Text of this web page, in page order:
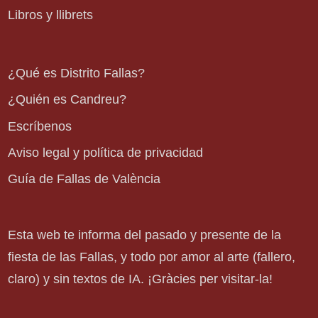
Libros y llibrets
¿Qué es Distrito Fallas?
¿Quién es Candreu?
Escríbenos
Aviso legal y política de privacidad
Guía de Fallas de València
Esta web te informa del pasado y presente de la
fiesta de las Fallas, y todo por amor al arte (fallero,
claro) y sin textos de IA. ¡Gràcies per visitar-la!